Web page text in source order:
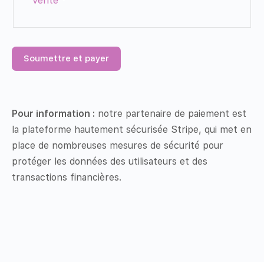
Pour information : notre partenaire de paiement est
la plateforme hautement sécurisée Stripe, qui met en
place de nombreuses mesures de sécurité pour
protéger les données des utilisateurs et des
transactions financières.